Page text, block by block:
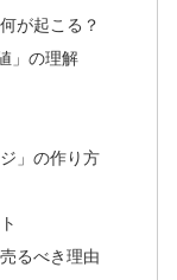
が起こる？
」の理解
」の作り方
るべき理由